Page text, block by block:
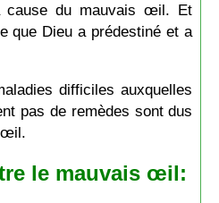
cause du mauvais œil. Et
que Dieu a prédestiné et a
difficiles auxquelles
pas de remèdes sont dus
œil.
le mauvais œil: